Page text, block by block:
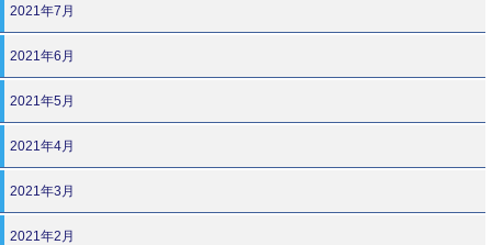
2021年7月
2021年6月
2021年5月
2021年4月
2021年3月
2021年2月